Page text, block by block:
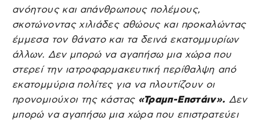
ανόητους και απάνθρωπους πολέμους,
σκοτώνοντας χιλιάδες αθώους και προκαλώντας
έμμεσα τον θάνατο και τα δεινά εκατομμυρίων
άλλων. Δεν μπορώ να αγαπήσω μια χώρα που
στερεί την ιατροφαρμακευτική περίθαλψη από
εκατομμύρια πολίτες για να πλουτίζουν οι
προνομιούχοι της κάστας «Τραμπ-Επστάιν». Δεν
μπορώ να αγαπήσω μια χώρα που επιστρατεύει